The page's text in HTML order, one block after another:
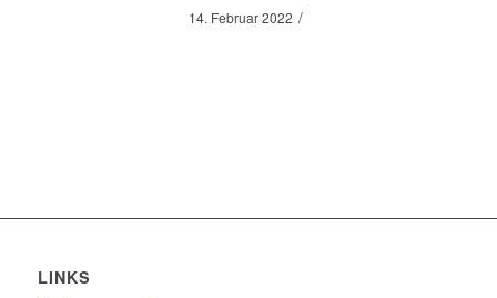
14. Februar 2022 /
LINKS